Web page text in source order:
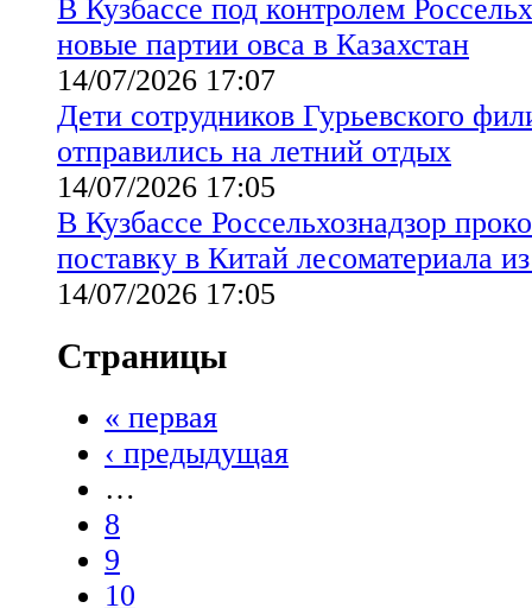
В Кузбассе под контролем
новые партии овса в Казахстан
14/07/2026 17:07
Дети сотрудников Гурьевского
отправились на летний отдых
14/07/2026 17:05
В Кузбассе Россельхознадзор
поставку в Китай лесоматериала
14/07/2026 17:05
Страницы
« первая
‹ предыдущая
…
8
9
10